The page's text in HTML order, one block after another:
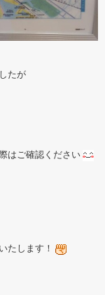
たが
はご確認ください
たします！